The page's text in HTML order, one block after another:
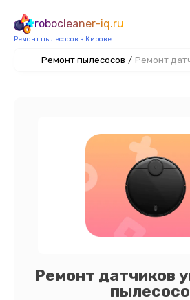
robocleaner-iq.ru
Ремонт пылесосов в Кирове
Ремонт пылесосов / Ремонт
Ремонт датчиков